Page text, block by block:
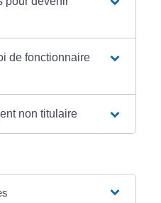
de fonctionnaire
non titulaire